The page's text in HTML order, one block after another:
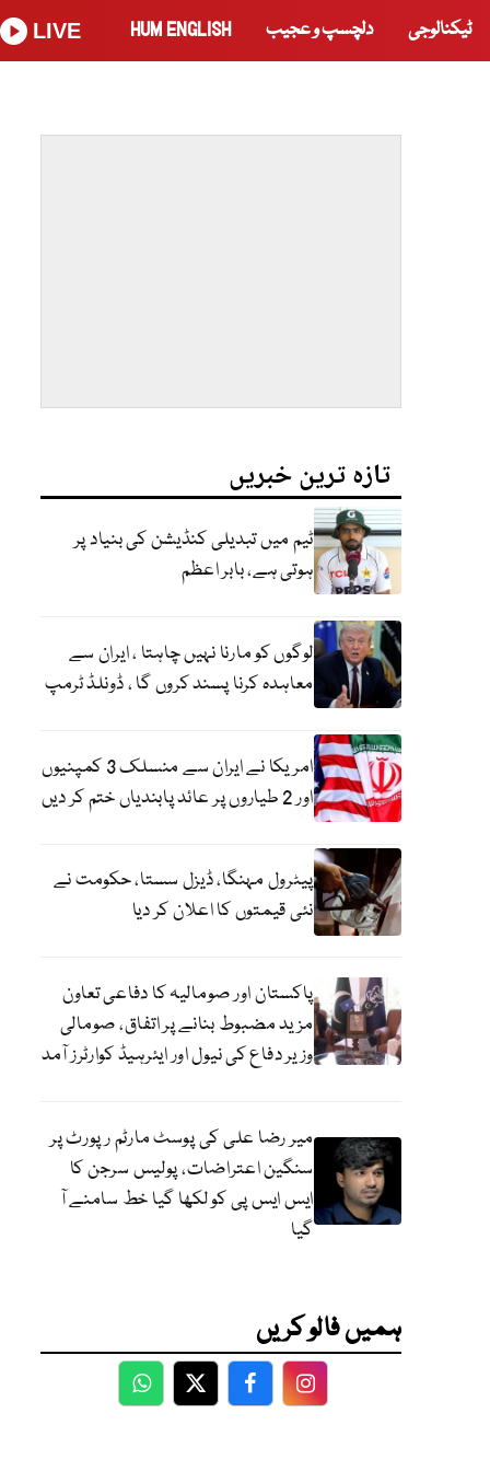
ٹیکنالوجی دلچسپ و عجیب HUM ENGLISH
LIVE
تازہ ترین خبریں
ٹیم میں تبدیلی کنڈیشن کی بنیاد پر
ہوتی ہے، بابر اعظم
لوگوں کو مارنا نہیں چاہتا ، ایران سے
معاہدہ کرنا پسند کروں گا ، ڈونلڈ ٹرمپ
امریکا نے ایران سے منسلک 3 کمپنیوں
اور 2 طیاروں پر عائد پابندیاں ختم کر دیں
پیٹرول مہنگا، ڈیزل سستا، حکومت نے
نئی قیمتوں کا اعلان کر دیا
پاکستان اور صومالیہ کا دفاعی تعاون
مزید مضبوط بنانے پر اتفاق، صومالی
وزیر دفاع کی نیول اور ایئرہیڈ کوارٹرز آمد
میر رضا علی کی پوسٹ مارٹم رپورٹ پر
سنگین اعتراضات، پولیس سرجن کا
ایس ایس پی کو لکھا گیا خط سامنے آ
گیا
ہمیں فالو کریں
WhatsApp
TwitterFacebookFacebook